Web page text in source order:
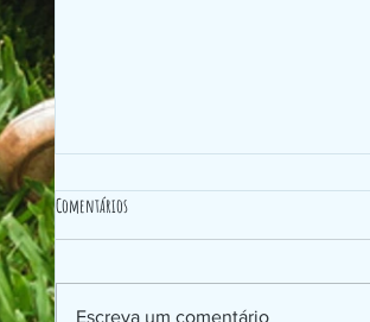
DIREITOS HUMANOS
Comentários
Escreva um comentário